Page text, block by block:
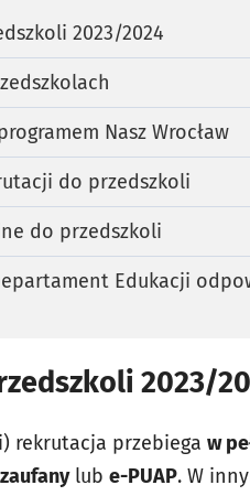
2023/2024
Nasz Wrocław
do przedszkoli
do przedszkoli
Edukacji
2023/
rekrutacja przebiega w
lub e-PUAP. W